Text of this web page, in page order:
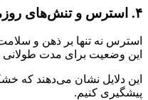
۴. استرس و تنش‌های روزمره
استرس نه تنها بر ذهن و
این وضعیت برای مدت
این دلایل نشان می‌دهند که
پیشگیری کنیم.